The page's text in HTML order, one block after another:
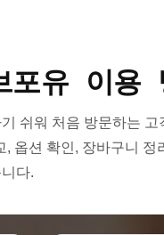
포유 이용
쉬워 처음 방문하는
옵션 확인, 장바구니 정
다.